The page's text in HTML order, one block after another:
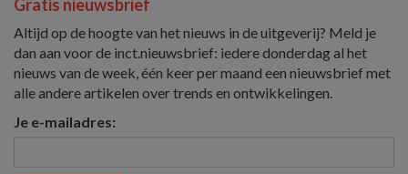
Gratis nieuwsbrief
Altijd op de hoogte van het nieuws in de uitgeverij? Meld je
dan aan voor de inct.nieuwsbrief: iedere donderdag al het
nieuws van de week, één keer per maand een nieuwsbrief met
alle andere artikelen over trends en ontwikkelingen.
Je e-mailadres: